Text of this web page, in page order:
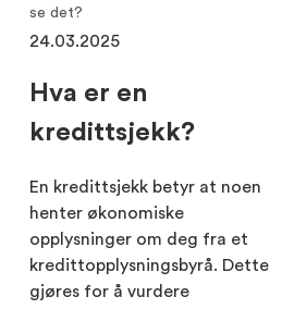
se det?
24.03.2025
Hva er en
kredittsjekk?
En kredittsjekk betyr at noen
henter økonomiske
opplysninger om deg fra et
kredittopplysningsbyrå. Dette
gjøres for å vurdere